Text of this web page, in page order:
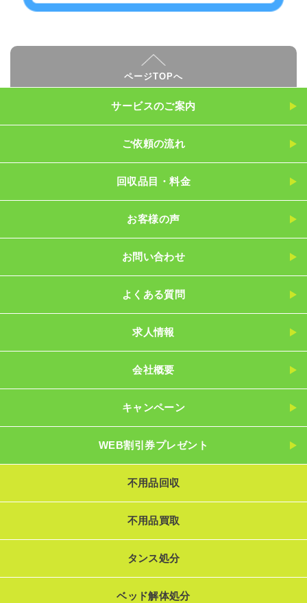
ページTOPへ
サービスのご案内
ご依頼の流れ
回収品目・料金
お客様の声
お問い合わせ
よくある質問
求人情報
会社概要
キャンペーン
WEB割引券プレゼント
不用品回収
不用品買取
タンス処分
ベッド解体処分